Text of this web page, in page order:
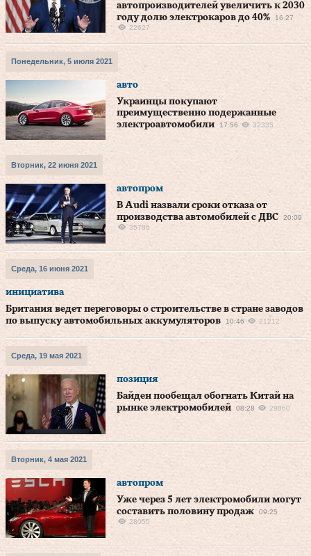
автопроизводителей увеличить к 2030
году долю электрокаров до 40%
16:27
22627
Понедельник, 5 июля 2021
авто
Украинцы покупают
преимущественно подержанные
электроавтомобили
17:56 32335
Вторник, 22 июня 2021
автопром
В Audi назвали сроки отказа от
производства автомобилей с ДВС
20:09
35786
Среда, 16 июня 2021
инициатива
Британия ведет переговоры о строительстве в стране заводов
по выпуску автомобильных аккумуляторов
10:46 21212
Среда, 19 мая 2021
позиция
Байден пообещал обогнать Китай на
рынке электромобилей
08:28 29860
Вторник, 4 мая 2021
автопром
Уже через 5 лет электромобили могут
составить половину продаж
09:25
28055